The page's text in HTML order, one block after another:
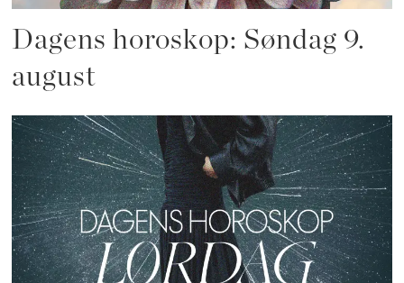
Dagens horoskop: Søndag 9.
august